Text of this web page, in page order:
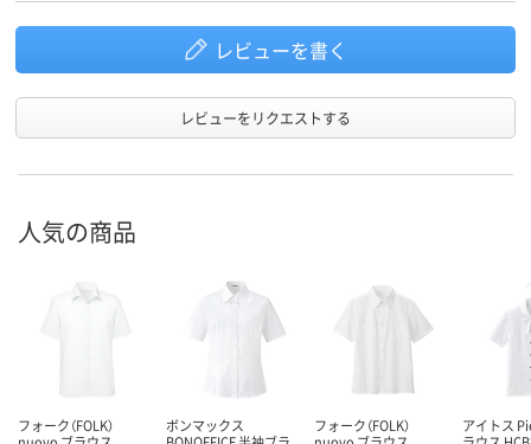
レビューを書く
レビューをリクエストする
人気の商品
フォーク（FOLK）
ボンマックス
フォーク（FOLK）
アイトス